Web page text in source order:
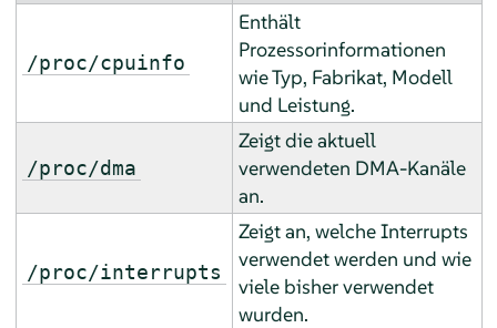
/proc/cpuinfo
Enthält
Prozessorinformationen
wie Typ, Fabrikat, Modell
und Leistung.
/proc/dma
Zeigt die aktuell
verwendeten DMA-Kanäle
an.
/proc/interrupts
Zeigt an, welche Interrupts
verwendet werden und wie
viele bisher verwendet
wurden.